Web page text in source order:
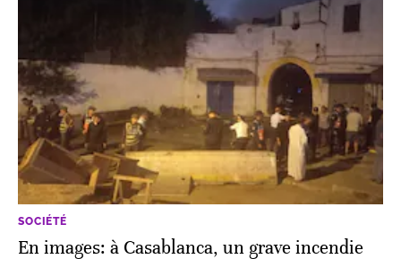
SOCIÉTÉ
En images: à Casablanca, un grave incendie